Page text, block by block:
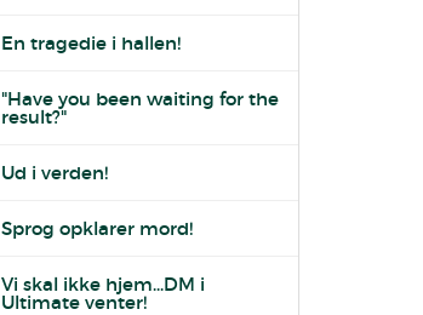
En tragedie i hallen!
"Have you been waiting for the
result?"
Ud i verden!
Sprog opklarer mord!
Vi skal ikke hjem...DM i
Ultimate venter!